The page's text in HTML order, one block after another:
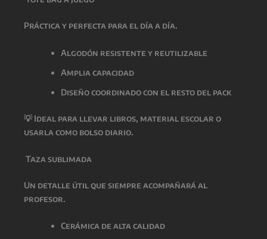
Práctica y perfecta para el día a día.
Algodón resistente y reutilizable
Amplia capacidad
Diseño coordinado con el resto del pack
💡 Ideal para llevar libros, material escolar o
usarla como bolso diario.
Taza sublimada
Un detalle útil que siempre acompañará al
profesor.
Cerámica de alta calidad